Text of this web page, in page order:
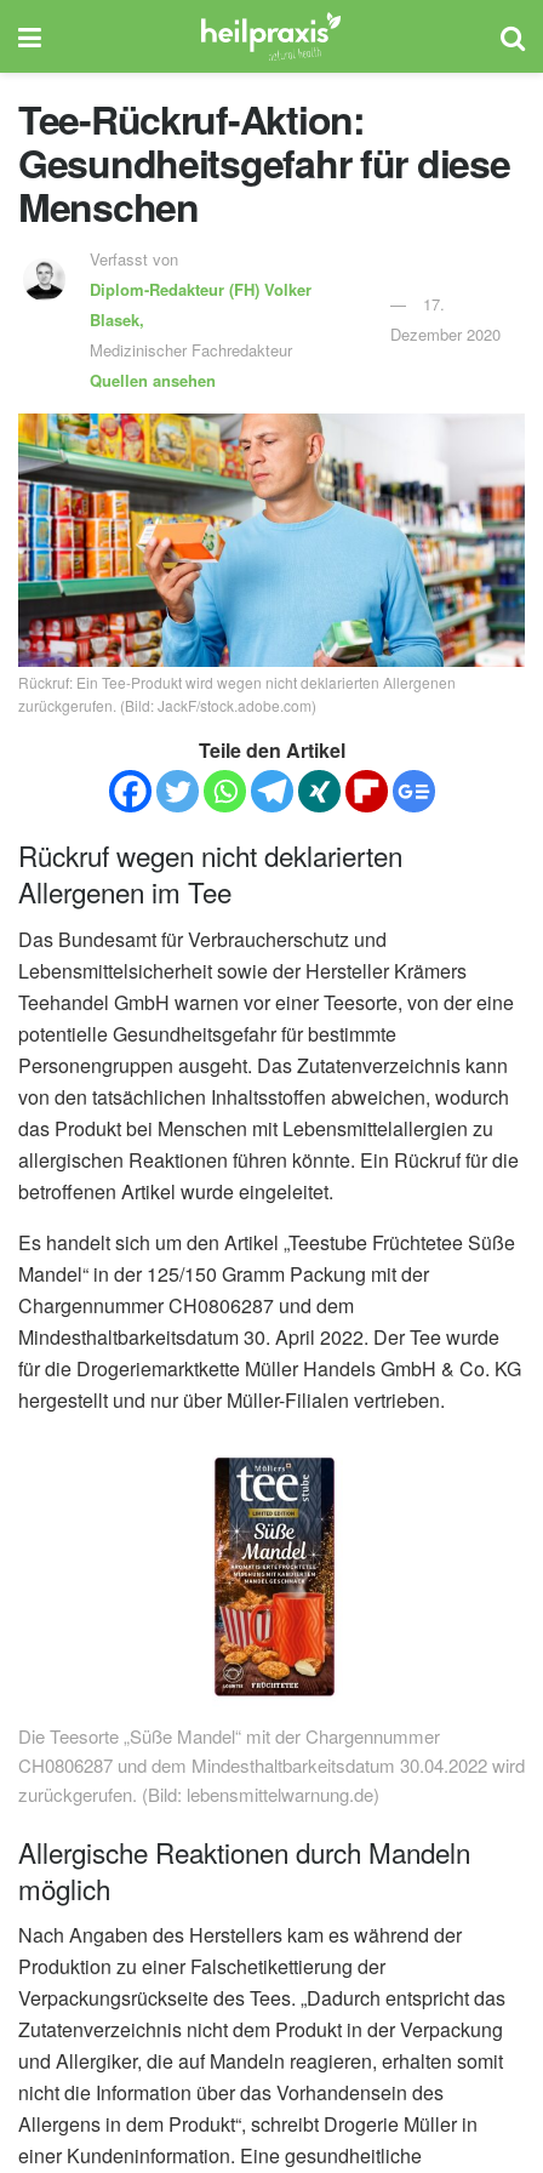
Tee-Rückruf-Aktion:
Gesundheitsgefahr für diese
Menschen
Verfasst von
Diplom-Redakteur (FH)Volker
Blasek,
Medizinischer Fachredakteur
Quellen ansehen
17.
Dezember 2020
Rückruf: Ein Tee-Produkt wird wegen nicht deklarierten Allergenen
zurückgerufen. (Bild: JackF/stock.adobe.com)
Teile den Artikel
Rückruf wegen nicht deklarierten
Allergenen im Tee
Das Bundesamt für Verbraucherschutz und
Lebensmittelsicherheit sowie der Hersteller Krämers
Teehandel GmbH warnen vor einer Teesorte, von der eine
potentielle Gesundheitsgefahr für bestimmte
Personengruppen ausgeht. Das Zutatenverzeichnis kann
von den tatsächlichen Inhaltsstoffen abweichen, wodurch
das Produkt bei Menschen mit Lebensmittelallergien zu
allergischen Reaktionen führen könnte. Ein Rückruf für die
betroffenen Artikel wurde eingeleitet.
Es handelt sich um den Artikel „Teestube Früchtetee Süße
Mandel“ in der 125/150 Gramm Packung mit der
Chargennummer CH0806287 und dem
Mindesthaltbarkeitsdatum 30. April 2022. Der Tee wurde
für die Drogeriemarktkette Müller Handels GmbH & Co. KG
hergestellt und nur über Müller-Filialen vertrieben.
Die Teesorte „Süße Mandel“ mit der Chargennummer
CH0806287 und dem Mindesthaltbarkeitsdatum 30.04.2022 wird
zurückgerufen. (Bild: lebensmittelwarnung.de)
Allergische Reaktionen durch Mandeln
möglich
Nach Angaben des Herstellers kam es während der
Produktion zu einer Falschetikettierung der
Verpackungsrückseite des Tees. „Dadurch entspricht das
Zutatenverzeichnis nicht dem Produkt in der Verpackung
und Allergiker, die auf Mandeln reagieren, erhalten somit
nicht die Information über das Vorhandensein des
Allergens in dem Produkt“, schreibt Drogerie Müller in
einer Kundeninformation. Eine gesundheitliche